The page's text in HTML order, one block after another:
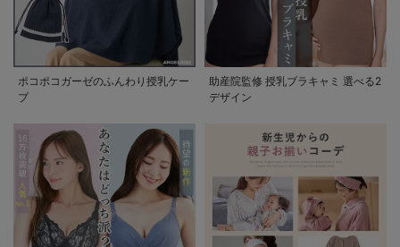
ポコポコガーゼのふんわり授乳ケー
プ
助産院監修 授乳ブラキャミ 選べる2
デザイン